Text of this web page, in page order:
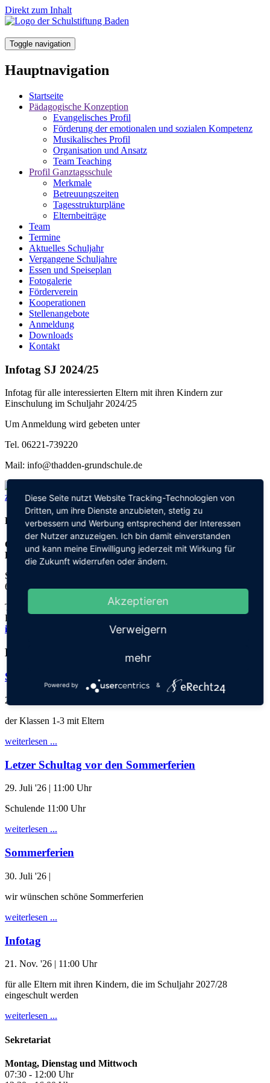
Direkt zum Inhalt
Toggle navigation
Hauptnavigation
Startseite
Pädagogische Konzeption
Evangelisches Profil
Förderung der emotionalen und sozialen Kompetenz
Musikalisches Profil
Organisation und Ansatz
Team Teaching
Profil Ganztagsschule
Merkmale
Betreuungszeiten
Tagesstrukturpläne
Elternbeiträge
Team
Termine
Aktuelles Schuljahr
Vergangene Schuljahre
Essen und Speiseplan
Fotogalerie
Förderverein
Kooperationen
Stellenangebote
Anmeldung
Downloads
Kontakt
Infotag SJ 2024/25
Infotag für alle interessierten Eltern mit ihren Kindern zur
Einschulung im Schuljahr 2024/25
Um Anmeldung wird gebeten unter
Tel. 06221-739220
Mail: info@thadden-grundschule.de
zurück zu allen aktuellen Meldungen
Kontakt
Grundschule an der
Elisabeth-von-Thadden-Schule
Steinhofweg 95
69123 Heidelberg
Tel.: 06221 73922-0
Fax: 06221 73922-11
info@thadden-grundschule.de
Kalender
Schuljahresabschlussgottesdienst
28. Juli '26
der Klassen 1-3 mit Eltern
weiterlesen ...
Letzer Schultag vor den Sommerferien
29. Juli '26 | 11:00 Uhr
Schulende 11:00 Uhr
weiterlesen ...
Sommerferien
30. Juli '26 |
wir wünschen schöne Sommerferien
weiterlesen ...
Infotag
21. Nov. '26 | 11:00 Uhr
für alle Eltern mit ihren Kindern, die im Schuljahr 2027/28
eingeschult werden
weiterlesen ...
Sekretariat
Montag, Dienstag und Mittwoch
07:30 - 12:00 Uhr
Diese Seite nutzt Website Tracking-Technologien von
Dritten, um ihre Dienste anzubieten, stetig zu
verbessern und Werbung entsprechend der Interessen
der Nutzer anzuzeigen. Ich bin damit einverstanden
und kann meine Einwilligung jederzeit mit Wirkung für
die Zukunft widerrufen oder ändern.
Akzeptieren
Verweigern
mehr
Powered by &